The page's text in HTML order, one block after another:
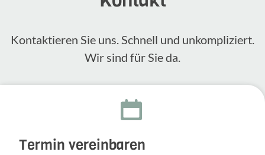
Kontak­tieren Sie uns. Schnell und unkom­pli­ziert.
Wir sind für Sie da.
Termin vereinbaren